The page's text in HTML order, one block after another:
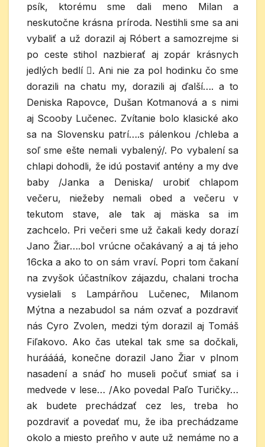
psík, ktorému sme dali meno Milan a
neskutočne krásna príroda. Nestihli sme sa ani
vybaliť a už dorazil aj Róbert a samozrejme si
po ceste stihol nazbierať aj zopár krásnych
jedlých bedlí . Ani nie za pol hodinku čo sme
dorazili na chatu my, dorazili aj ďalší…. a to
Deniska Rapovce, Dušan Kotmanová a s nimi
aj Scooby Lučenec. Zvítanie bolo klasické ako
sa na Slovensku patrí….s pálenkou /chleba a
soľ sme ešte nemali vybalený/. Po vybalení sa
chlapi dohodli, že idú postaviť antény a my dve
baby /Janka a Deniska/ urobiť chlapom
večeru, niežeby nemali obed a večeru v
tekutom stave, ale tak aj mäska sa im
zachcelo. Pri večeri sme už čakali kedy dorazí
Jano Žiar….bol vrúcne očakávaný a aj tá jeho
16cka a ako to on sám vraví. Popri tom čakaní
na zvyšok účastníkov zájazdu, chalani trocha
vysielali s Lampárňou Lučenec, Milanom
Mýtna a nezabudol sa nám ozvať a pozdraviť
nás Cyro Zvolen, medzi tým dorazil aj Tomáš
Fiľakovo. Ako čas utekal tak sme sa dočkali,
huráááá, konečne dorazil Jano Žiar v plnom
nasadení a snáď ho museli počuť smiať sa i
medvede v lese… /Ako povedal Paľo Turičky…
ak budete prechádzať cez les, treba ho
pozdraviť a povedať mu, že iba prechádzame
okolo a miesto preňho v aute už nemáme no a